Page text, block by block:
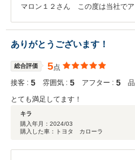
マロン１２さん この度は当社で
すが、いつでもご相談頂ければと
いを宜しくお願い致します。 カー
ありがとうございます！
総合評価 5点
接客 : 5 雰囲気 : 5 アフター : 5
とても満足してます！
キラ
購入年月： 2024/03
購入した車：トヨタ カローラ